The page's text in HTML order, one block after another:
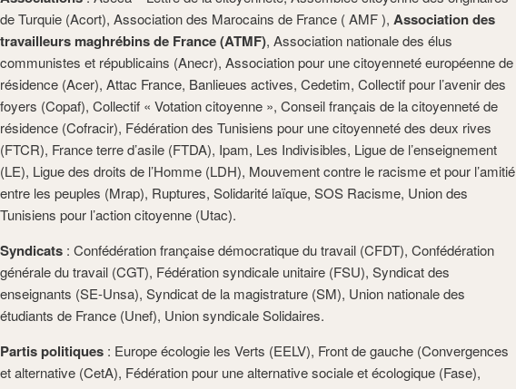
de Turquie (Acort), Association des Marocains de France ( AMF ), Association des
travailleurs maghrébins de France (ATMF), Association nationale des élus
communistes et républicains (Anecr), Association pour une citoyenneté européenne de
résidence (Acer), Attac France, Banlieues actives, Cedetim, Collectif pour l’avenir des
foyers (Copaf), Collectif « Votation citoyenne », Conseil français de la citoyenneté de
résidence (Cofracir), Fédération des Tunisiens pour une citoyenneté des deux rives
(FTCR), France terre d’asile (FTDA), Ipam, Les Indivisibles, Ligue de l’enseignement
(LE), Ligue des droits de l’Homme (LDH), Mouvement contre le racisme et pour l’amitié
entre les peuples (Mrap), Ruptures, Solidarité laïque, SOS Racisme, Union des
Tunisiens pour l’action citoyenne (Utac).
Syndicats : Confédération française démocratique du travail (CFDT), Confédération
générale du travail (CGT), Fédération syndicale unitaire (FSU), Syndicat des
enseignants (SE-Unsa), Syndicat de la magistrature (SM), Union nationale des
étudiants de France (Unef), Union syndicale Solidaires.
Partis politiques : Europe écologie les Verts (EELV), Front de gauche (Convergences
et alternative (CetA), Fédération pour une alternative sociale et écologique (Fase),